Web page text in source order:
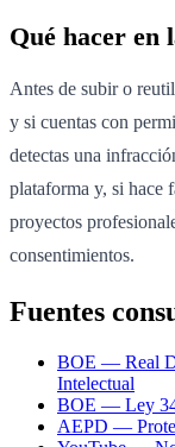
Qué hacer en
Antes de subir o
y si cuentas con
detectas una
plataforma y, si hace
proyectos
consentimientos.
Fuentes
BOE — Real
Intelectual
BOE — Ley
AEPD —